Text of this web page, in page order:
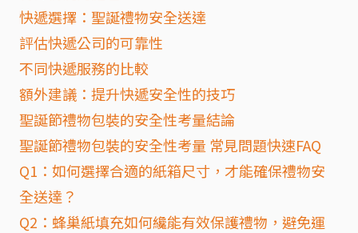
快遞選擇：聖誕禮物安全送達
評估快遞公司的可靠性
不同快遞服務的比較
額外建議：提升快遞安全性的技巧
聖誕節禮物包裝的安全性考量結論
聖誕節禮物包裝的安全性考量 常見問題快速FAQ
Q1：如何選擇合適的紙箱尺寸，才能確保禮物安
全送達？
Q2：蜂巢紙填充如何纔能有效保護禮物，避免運